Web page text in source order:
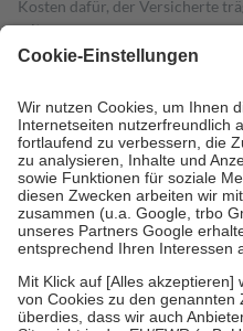
Kosten dafür, der Versicherte
mit.
Grundsätzlich leisten Mitglieder
höchstens zehn Euro.
Es sind
Kosten der Leistung zu
Diese Regeln gelten
Bei Heilmitteln und häuslicher
Zuzahlung zehn Prozent der
Verordnung.
Um das Engagement der
stärken und die besondere
fallenkeine Zuzahlungenan bei:
• Kindern und Jugendlichen bis